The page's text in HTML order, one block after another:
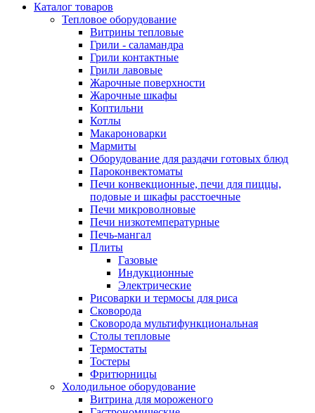
Каталог товаров
Тепловое оборудование
Витрины тепловые
Грили - саламандра
Грили контактные
Грили лавовые
Жарочные поверхности
Жарочные шкафы
Коптильни
Котлы
Макароноварки
Мармиты
Оборудование для раздачи готовых блюд
Пароконвектоматы
Печи конвекционные, печи для пиццы,
подовые и шкафы расстоечные
Печи микроволновые
Печи низкотемпературные
Печь-мангал
Плиты
Газовые
Индукционные
Электрические
Рисоварки и термосы для риса
Сковорода
Сковорода мультифункциональная
Столы тепловые
Термостаты
Тостеры
Фритюрницы
Холодильное оборудование
Витрина для мороженого